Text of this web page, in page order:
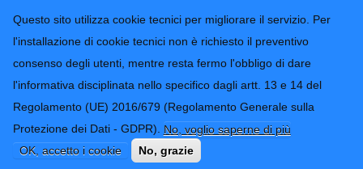
Questo sito utilizza cookie tecnici per migliorare il servizio. Per
l'installazione di cookie tecnici non è richiesto il preventivo
consenso degli utenti, mentre resta fermo l'obbligo di dare
l'informativa disciplinata nello specifico dagli artt. 13 e 14 del
Regolamento (UE) 2016/679 (Regolamento Generale sulla
Protezione dei Dati - GDPR). No, voglio saperne di più
OK, accetto i cookie
No, grazie
Provincia di
Imperia
CONTATTI-URP
TRASPARENZA
Form di ricerca
Fornitura licenze d'uso software
antivirus per Uffici Provinciali e Uffici